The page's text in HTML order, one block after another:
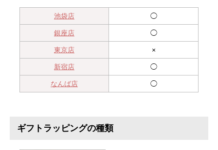
池袋店 ◯
銀座店 ◯
東京店 ×
新宿店 ◯
なんば店 ◯
ギフトラッピングの種類